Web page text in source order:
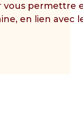
vous permettre
en lien avec